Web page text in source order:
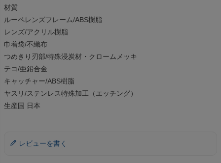
材質
ルーペレンズフレーム/ABS樹脂
レンズ/アクリル樹脂
巾着袋/不織布
つめきり刃部/特殊浸炭材・クロームメッキ
テコ/亜鉛合金
キャッチャー/ABS樹脂
ヤスリ/ステンレス特殊加工（エッチング）
生産国 日本
レビューを書く